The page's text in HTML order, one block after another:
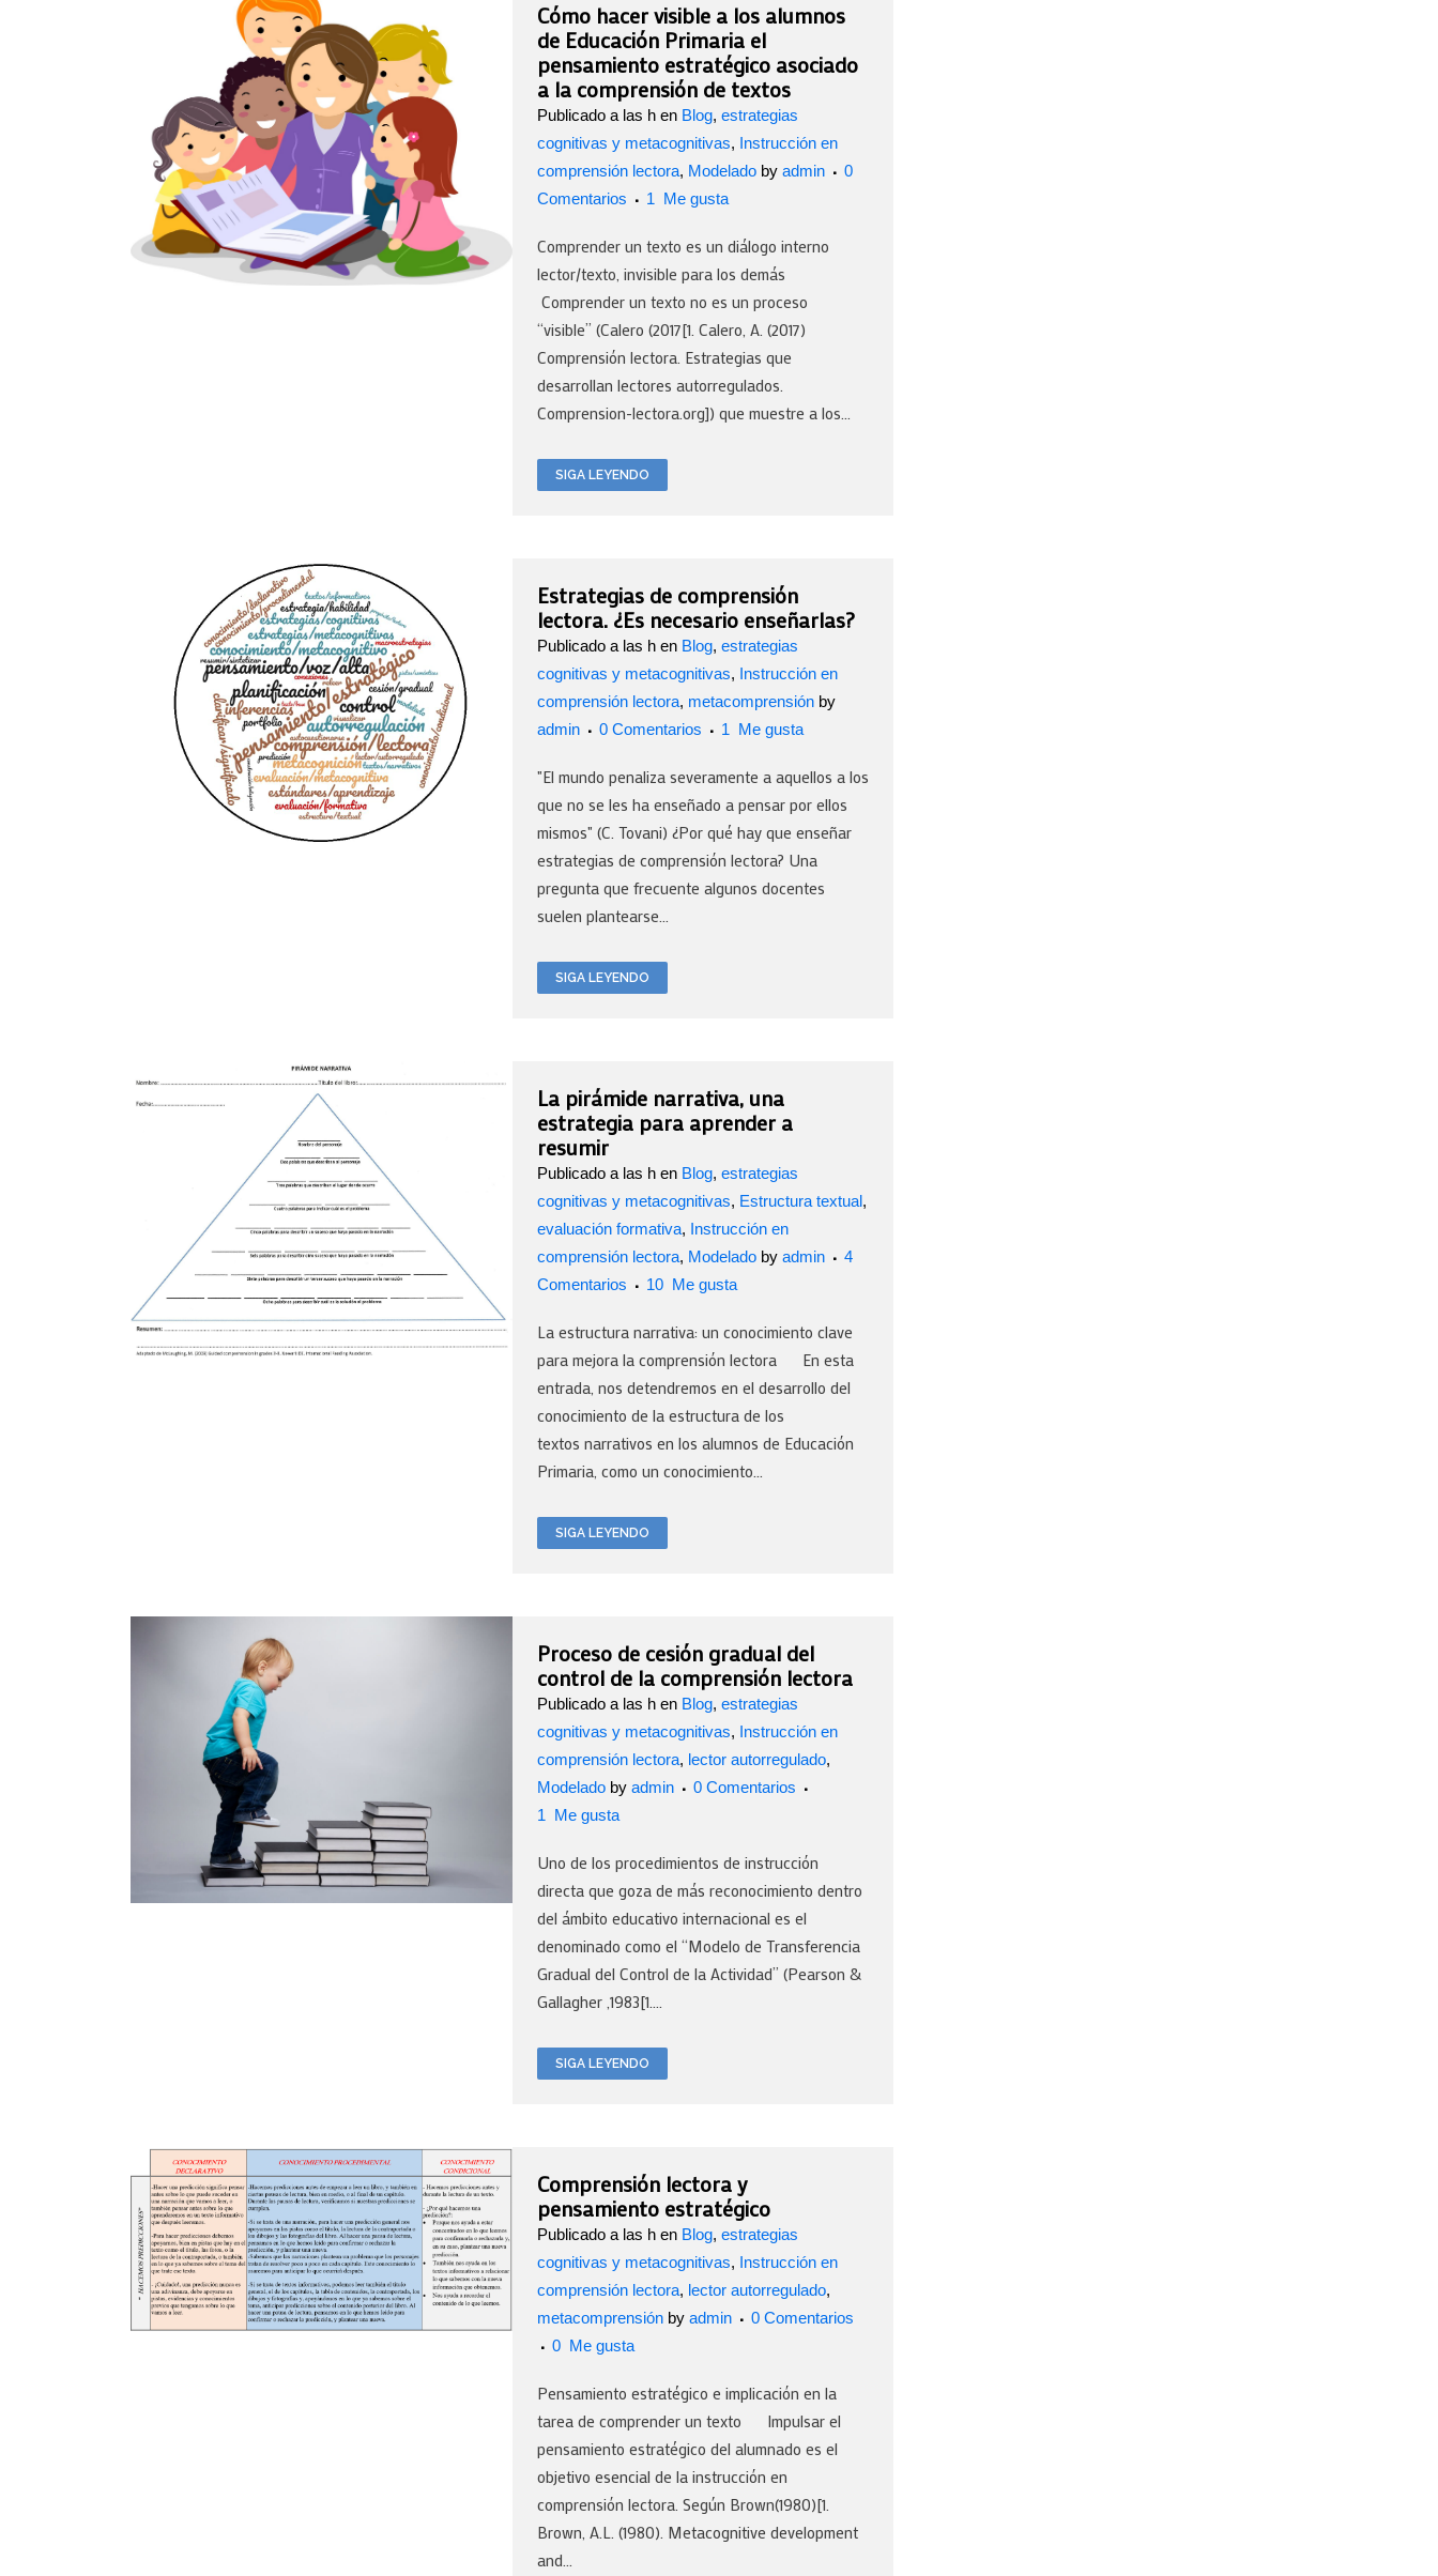
Cómo hacer visible a los alumnos
de Educación Primaria el
pensamiento estratégico asociado
a la comprensión de textos
Publicado a las hen Blog, estrategias
cognitivas y metacognitivas, Instrucción en
comprensión lectora, Modelado by admin
0
Comentarios
1 Me gusta
Comprender un texto es un diálogo interno
lector/texto, invisible para los demás
Comprender un texto no es un proceso
“visible” (Calero (2017[1. Calero, A. (2017)
Comprensión lectora. Estrategias que
desarrollan lectores autorregulados.
Comprension-lectora.org]) que muestre a los...
SIGA LEYENDO
Estrategias de comprensión
lectora. ¿Es necesario enseñarlas?
Publicado a las hen Blog, estrategias
cognitivas y metacognitivas, Instrucción en
comprensión lectora, metacomprensión by
admin
0 Comentarios 1 Me gusta
"El mundo penaliza severamente a aquellos a los
que no se les ha enseñado a pensar por ellos
mismos" (C. Tovani) ¿Por qué hay que enseñar
estrategias de comprensión lectora? Una
pregunta que frecuente algunos docentes
suelen plantearse...
SIGA LEYENDO
La pirámide narrativa, una
estrategia para aprender a
resumir
Publicado a las hen Blog, estrategias
cognitivas y metacognitivas, Estructura textual,
evaluación formativa, Instrucción en
comprensión lectora, Modelado by admin
4
Comentarios
10 Me gusta
La estructura narrativa: un conocimiento clave
para mejora la comprensión lectora En esta
entrada, nos detendremos en el desarrollo del
conocimiento de la estructura de los
textos narrativos en los alumnos de Educación
Primaria, como un conocimiento...
SIGA LEYENDO
Proceso de cesión gradual del
control de la comprensión lectora
Publicado a las hen Blog, estrategias
cognitivas y metacognitivas, Instrucción en
comprensión lectora, lector autorregulado,
Modelado by admin
0 Comentarios
1 Me gusta
Uno de los procedimientos de instrucción
directa que goza de más reconocimiento dentro
del ámbito educativo internacional es el
denominado como el “Modelo de Transferencia
Gradual del Control de la Actividad” (Pearson &
Gallagher ,1983[1....
SIGA LEYENDO
Comprensión lectora y
pensamiento estratégico
Publicado a las hen Blog, estrategias
cognitivas y metacognitivas, Instrucción en
comprensión lectora, lector autorregulado,
metacomprensión by admin
0 Comentarios
0 Me gusta
Pensamiento estratégico e implicación en la
tarea de comprender un texto Impulsar el
pensamiento estratégico del alumnado es el
objetivo esencial de la instrucción en
comprensión lectora. Según Brown(1980)[1.
Brown, A.L. (1980). Metacognitive development
and...